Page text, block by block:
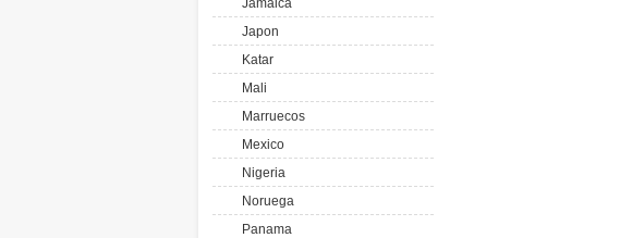
Jamaica
Japon
Katar
Mali
Marruecos
Mexico
Nigeria
Noruega
Panama